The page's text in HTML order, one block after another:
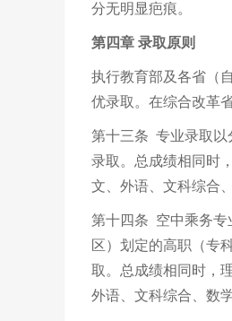
分无明显疤痕。
第四章 录取原则
执行教育部及各省（
优录取。在综合改革
第十三条 专业录取以
录取。总成绩相同时
文、外语、文科综合
第十四条 空中乘务专
区）划定的高职（专
取。总成绩相同时，
外语、文科综合、数